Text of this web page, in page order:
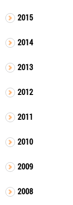
2015
2014
2013
2012
2011
2010
2009
2008